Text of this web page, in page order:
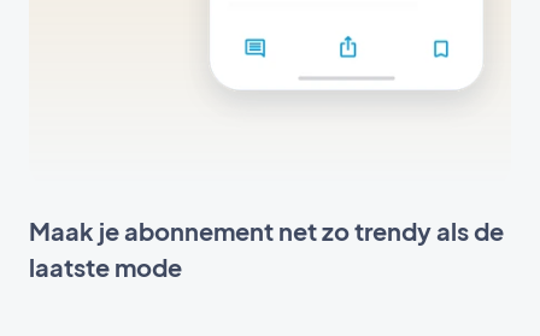
Maak je abonnement net zo trendy als de
laatste mode